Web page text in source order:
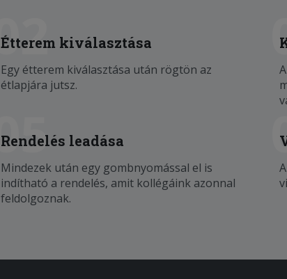
02
Étterem kiválasztása
Egy étterem kiválasztása után rögtön az
étlapjára jutsz.
05
Rendelés leadása
Mindezek után egy gombnyomással el is
indítható a rendelés, amit kollégáink azonnal
feldolgoznak.